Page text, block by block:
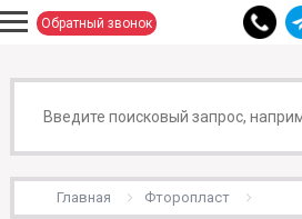
Обратный звонок
Главная Фторопласт